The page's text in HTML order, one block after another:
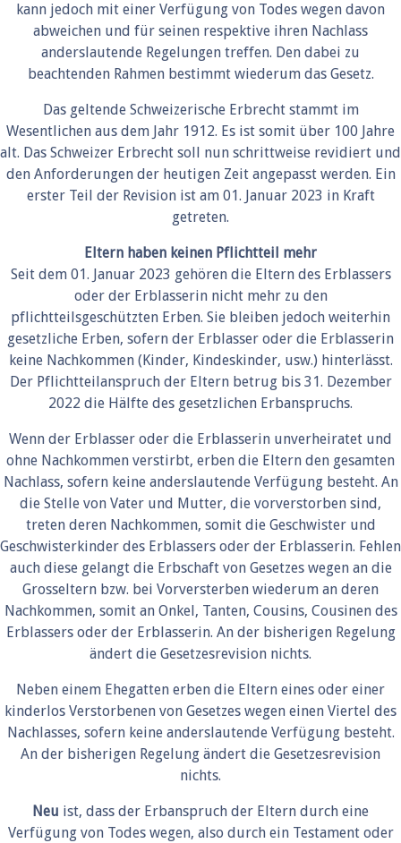
kann jedoch mit einer Verfügung von Todes wegen davon
abweichen und für seinen respektive ihren Nachlass
anderslautende Regelungen treffen. Den dabei zu
beachtenden Rahmen bestimmt wiederum das Gesetz.
Das geltende Schweizerische Erbrecht stammt im
Wesentlichen aus dem Jahr 1912. Es ist somit über 100 Jahre
alt. Das Schweizer Erbrecht soll nun schrittweise revidiert und
den Anforderungen der heutigen Zeit angepasst werden. Ein
erster Teil der Revision ist am 01. Januar 2023 in Kraft
getreten.
Eltern haben keinen Pflichtteil mehr
Seit dem 01. Januar 2023 gehören die Eltern des Erblassers
oder der Erblasserin nicht mehr zu den
pflichtteilsgeschützten Erben. Sie bleiben jedoch weiterhin
gesetzliche Erben, sofern der Erblasser oder die Erblasserin
keine Nachkommen (Kinder, Kindeskinder, usw.) hinterlässt.
Der Pflichtteilanspruch der Eltern betrug bis 31. Dezember
2022 die Hälfte des gesetzlichen Erbanspruchs.
Wenn der Erblasser oder die Erblasserin unverheiratet und
ohne Nachkommen verstirbt, erben die Eltern den gesamten
Nachlass, sofern keine anderslautende Verfügung besteht. An
die Stelle von Vater und Mutter, die vorverstorben sind,
treten deren Nachkommen, somit die Geschwister und
Geschwisterkinder des Erblassers oder der Erblasserin. Fehlen
auch diese gelangt die Erbschaft von Gesetzes wegen an die
Grosseltern bzw. bei Vorversterben wiederum an deren
Nachkommen, somit an Onkel, Tanten, Cousins, Cousinen des
Erblassers oder der Erblasserin. An der bisherigen Regelung
ändert die Gesetzesrevision nichts.
Neben einem Ehegatten erben die Eltern eines oder einer
kinderlos Verstorbenen von Gesetzes wegen einen Viertel des
Nachlasses, sofern keine anderslautende Verfügung besteht.
An der bisherigen Regelung ändert die Gesetzesrevision
nichts.
Neu ist, dass der Erbanspruch der Eltern durch eine
Verfügung von Todes wegen, also durch ein Testament oder